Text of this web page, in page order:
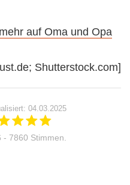
auf Oma und Opa
Shutterstock.com]
04.03.2025
- 7860 Stimmen.